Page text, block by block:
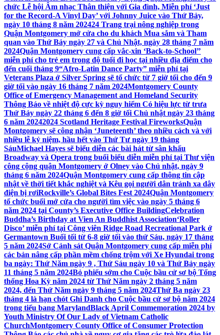
chức Lễ hội Âm nhạc Thân thiện với Gia đình, Miễn phí ‘Just
for the Record-A Vinyl Day’ với Johnny Juice vào Thứ Bảy,
ngày 10 tháng 8 năm 202424 Trang trại nông nghiệp trong
Quận Montgomery mở cửa cho du khách Mua sắm và Tham
quan vào Thứ Bảy ngày 27 và Chủ Nhật, ngày 28 tháng 7 năm
2024Quận Montgomery cung cấp vắc-xin ‘Back-to-School’’
miễn phí cho trẻ em trong độ tuổi đi học tại nhiều địa điểm cho
đến cuối tháng 9“Afro-Latin Dance Party” miễn phí tại
Veterans Plaza ở Silver Spring sẽ tổ chức từ 7 giờ tối cho đến 9
giờ tối vào ngày 16 tháng 7 năm 2024Montgomery County
Office of Emergency Management and Homeland Security
Thông Báo về nhiệt độ cực kỳ nguy hiểm Có hiệu lực từ trưa
Thứ Bảy ngày 22 tháng 6 đến 8 giờ tối Chủ nhật ngày 23 tháng
6 năm 20242024 Scotland Heritage Festival FireworksQuận
Montgomery sẽ công nhận ‘Juneteenth’ theo nhiều cách và với
nhiều lễ kỷ niệm, hầu hết vào Thứ Tư ngày 19 tháng
SáuMichael Hayes sẽ biểu diễn các bài hát từ sân khấu
Broadway và Opera trong buổi biểu diễn miễn phí tại Thư viện
công cộng quận Montgomery ở Olney vào Chủ nhật, ngày 9
tháng 6 năm 2024Quận Montgomery cung cấp thông tin cập
nhật về thời tiết khắc nghiệt và Kêu gọi người dân tránh xa dây
điện bị rơiRockville’s Global Bites Fest 2024Quận Montgomery
tổ chức buổi mở cửa cho người tìm việc vào ngày 5 tháng 6
năm 2024 tại County’s Executive Office BuildingCelebration
Buddha’s Birthday at Vien An Buddhist Association‘Roller
Disco’ miễn phí tại Công viên Ridge Road Recreational Park ở
Germantown Buổi tối từ 6-8 giờ tối vào thứ Sáu, ngày 17 tháng
5 năm 2024Sở Cảnh sát Quận Montgomery cung cấp miễn phí
các bản nâng cấp phần mềm chống trộm với Xe Hyundai trong
ba ngày: Thứ Năm ngày 9 , Thứ Sáu ngày 10 và Thứ Bảy ngày
11 tháng 5 năm 2024Bỏ phiếu sớm cho Cuộc bầu cử sơ bộ Tổng
thống Hoa Kỳ năm 2024 từ Thứ Năm ngày 2 tháng 5 năm
2024, đến Thứ Năm ngày 9 tháng 5 năm 2024Thứ Ba ngày 23
tháng 4 là hạn chót Ghi Danh cho Cuộc bầu cử sơ bộ năm 2024
trong tiểu bang MarylandBlack April Commemoration 2024 by
Youth Ministry Of Our Lady of Vietnam Catholic
ChurchMontgomery County Office of Consumer Protection